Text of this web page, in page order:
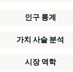
인구 통계
가치 사슬 분석
시장 역학